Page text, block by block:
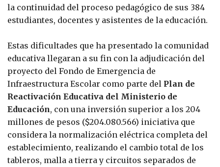
la continuidad del proceso pedagógico de sus 384
estudiantes, docentes y asistentes de la educación.
Estas dificultades que ha presentado la comunidad
educativa llegaran a su fin con la adjudicación del
proyecto del Fondo de Emergencia de
Infraestructura Escolar como parte del Plan de
Reactivación Educativa del Ministerio de
Educación, con una inversión superior a los 204
millones de pesos ($204.080.566) iniciativa que
considera la normalización eléctrica completa del
establecimiento, realizando el cambio total de los
tableros, malla a tierra y circuitos separados de